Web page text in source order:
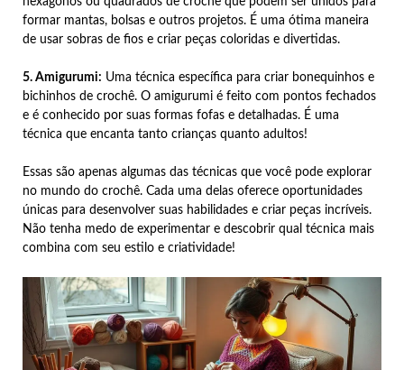
formar mantas, bolsas e outros projetos. É uma ótima maneira
de usar sobras de fios e criar peças coloridas e divertidas.
5. Amigurumi: Uma técnica específica para criar bonequinhos e
bichinhos de crochê. O amigurumi é feito com pontos fechados
e é conhecido por suas formas fofas e detalhadas. É uma
técnica que encanta tanto crianças quanto adultos!
Essas são apenas algumas das técnicas que você pode explorar
no mundo do crochê. Cada uma delas oferece oportunidades
únicas para desenvolver suas habilidades e criar peças incríveis.
Não tenha medo de experimentar e descobrir qual técnica mais
combina com seu estilo e criatividade!